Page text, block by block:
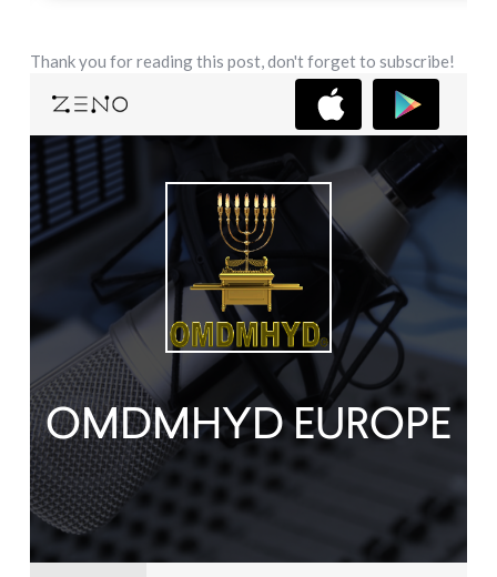
Thank you for reading this post, don't forget to subscribe!